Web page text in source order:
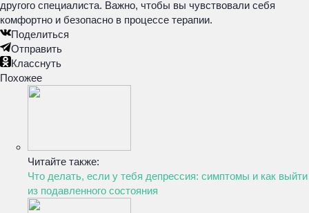
другого специалиста. Важно, чтобы вы чувствовали себя
комфортно и безопасно в процессе терапии.
Поделиться
Отправить
Класснуть
Похожее
Читайте также:
Что делать, если у тебя депрессия: симптомы и как выйти
из подавленного состояния